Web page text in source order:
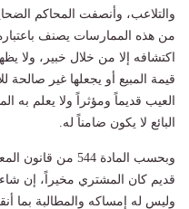
والتلاعب، وأنصفت المحاكم
من هذه الممارسات يصنف
اكتشافه إلا من خلال خبير، ولا
قيمة المبيع أو يجعلها غير
العيب قديماً ومؤثراً ولا يعلم به
البائع لا يكون ضامناً له.
وبحسب المادة 544
قديم كان المشتري مخيراً، إن
وليس له إمساكه والمطالبة بما